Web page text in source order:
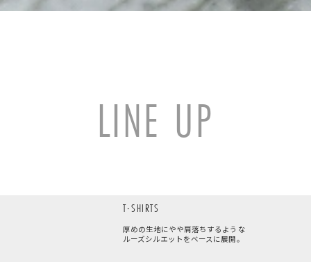
LINE UP
T-SHIRTS
厚めの生地にやや肩落ちするような
ルーズシルエットをベースに展開。